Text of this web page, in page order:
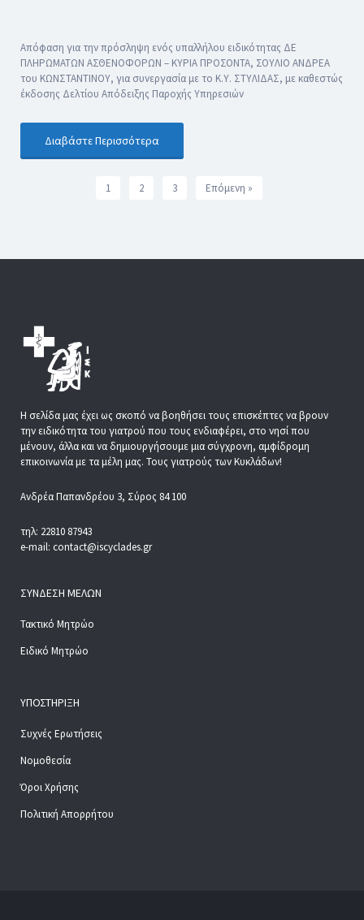
Απόφαση για την πρόσληψη ενός υπαλλήλου ειδικότητας ΔΕ
ΠΛΗΡΩΜΑΤΩΝ ΑΣΘΕΝΟΦΟΡΩΝ – ΚΥΡΙΑ ΠΡΟΣΟΝΤΑ, ΣΟΥΛΙΟ ΑΝΔΡΕΑ
του ΚΩΝΣΤΑΝΤΙΝΟΥ, για συνεργασία με το Κ.Υ. ΣΤΥΛΙΔΑΣ, με καθεστώς
έκδοσης Δελτίου Απόδειξης Παροχής Υπηρεσιών
Διαβάστε Περισσότερα
1 2 3 Επόμενη »
Η σελίδα μας έχει ως σκοπό να βοηθήσει τους επισκέπτες να βρουν
την ειδικότητα του γιατρού που τους ενδιαφέρει, στο νησί που
μένουν, άλλα και να δημιουργήσουμε μια σύγχρονη, αμφίδρομη
επικοινωνία με τα μέλη μας. Τους γιατρούς των Κυκλάδων!
Ανδρέα Παπανδρέου 3, Σύρος 84 100
τηλ: 22810 87943
e-mail: contact@iscyclades.gr
ΣΎΝΔΕΣΗ ΜΕΛΏΝ
Τακτικό Μητρώο
Ειδικό Μητρώο
ΥΠΟΣΤΉΡΙΞΗ
Συχνές Ερωτήσεις
Νομοθεσία
Όροι Χρήσης
Πολιτική Απορρήτου